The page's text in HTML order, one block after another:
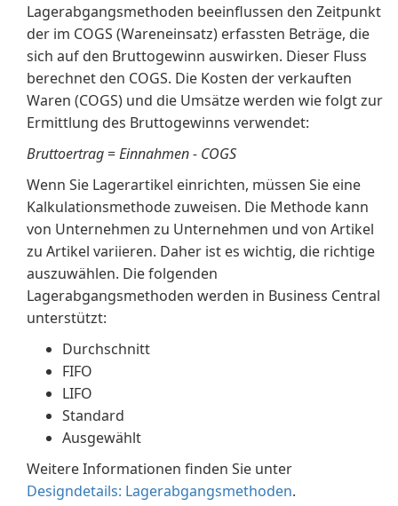
Lagerabgangsmethoden beeinflussen den Zeitpunkt
der im COGS (Wareneinsatz) erfassten Beträge, die
sich auf den Bruttogewinn auswirken. Dieser Fluss
berechnet den COGS. Die Kosten der verkauften
Waren (COGS) und die Umsätze werden wie folgt zur
Ermittlung des Bruttogewinns verwendet:
Bruttoertrag =Einnahmen - COGS
Wenn Sie Lagerartikel einrichten, müssen Sie eine
Kalkulationsmethode zuweisen. Die Methode kann
von Unternehmen zu Unternehmen und von Artikel
zu Artikel variieren. Daher ist es wichtig, die richtige
auszuwählen. Die folgenden
Lagerabgangsmethoden werden in Business Central
unterstützt:
Durchschnitt
FIFO
LIFO
Standard
Ausgewählt
Weitere Informationen finden Sie unter
Designdetails: Lagerabgangsmethoden.